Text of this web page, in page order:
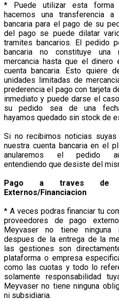
* Puede utilizar esta forma
hacernos una transferencia a
bancaria para el pago de su
del pago se puede dilatar
tramites bancarios. El pedido
bancaria no constituye
mercancia hasta que el dinero
cuenta bancaria. Esto quiere
unidades limitadas de
prederencia el pago con tarjeta
inmediato y puede darse el
su pedido sea de una
hayamos quedado sin stock de
Si no recibimos noticias
nuestra cuenta bancaria en el
anularemos el pedido
entendiendo que desiste del
Pago a traves de
Externos/Financiacion
* A veces podras financiar tu
proveedores de pago
Meyvaser no tiene ninguna
despues de la entrega de la
las gestiones son
plataforma o empresa
como las cuotas y todo lo
solamente responsabilidad
Meyvaser no tiene ninguna
ni subsidiaria.